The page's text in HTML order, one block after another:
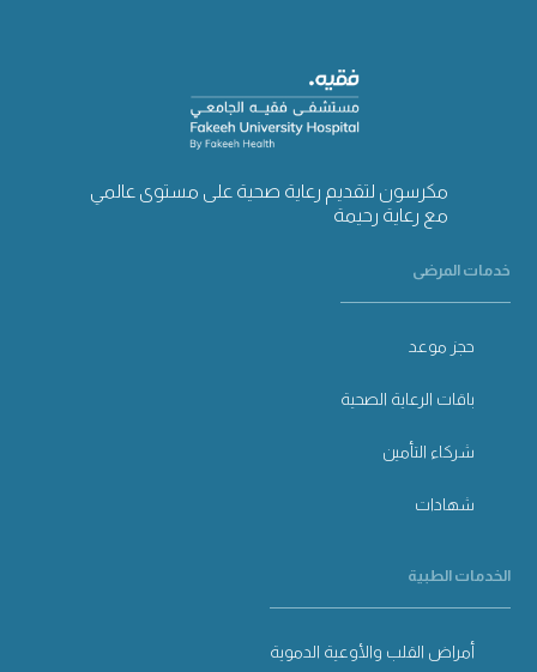
مكرسون لتقديم رعاية صحية على مستوى عالمي
مع رعاية رحيمة
خدمات المرضى
حجز موعد
باقات الرعاية الصحية
شركاء التأمين
شهادات
الخدمات الطبية
أمراض القلب والأوعية الدموية